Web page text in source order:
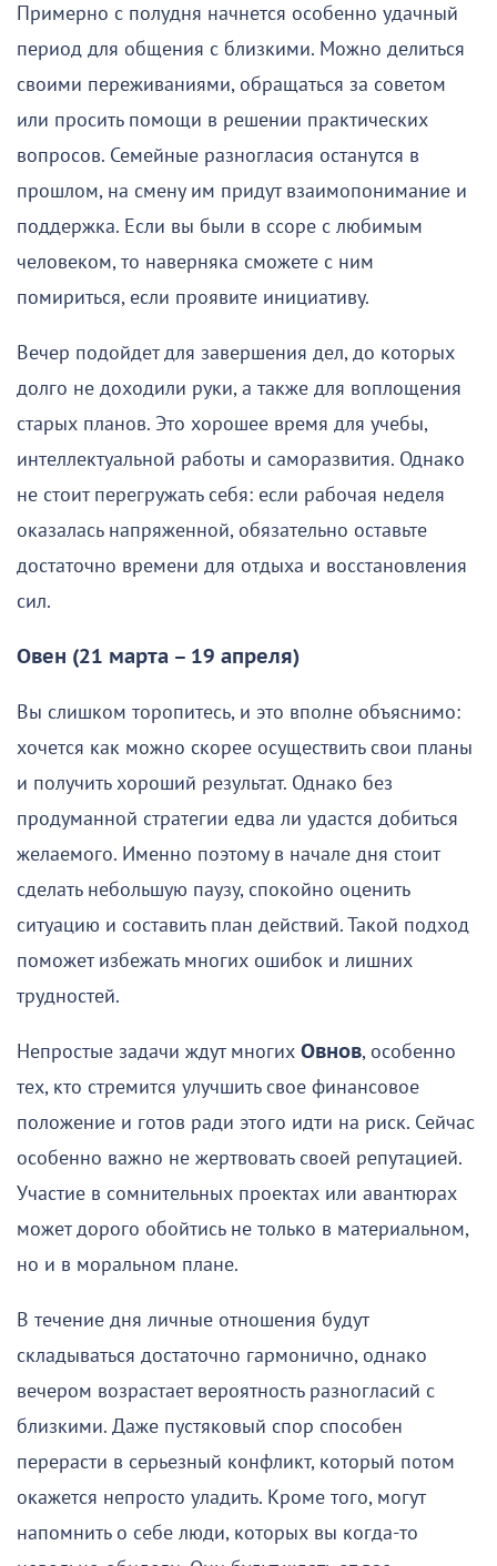
Примерно с полудня начнется особенно удачный
период для общения с близкими. Можно делиться
своими переживаниями, обращаться за советом
или просить помощи в решении практических
вопросов. Семейные разногласия останутся в
прошлом, на смену им придут взаимопонимание и
поддержка. Если вы были в ссоре с любимым
человеком, то наверняка сможете с ним
помириться, если проявите инициативу.
Вечер подойдет для завершения дел, до которых
долго не доходили руки, а также для воплощения
старых планов. Это хорошее время для учебы,
интеллектуальной работы и саморазвития. Однако
не стоит перегружать себя: если рабочая неделя
оказалась напряженной, обязательно оставьте
достаточно времени для отдыха и восстановления
сил.
Овен (21 марта – 19 апреля)
Вы слишком торопитесь, и это вполне объяснимо:
хочется как можно скорее осуществить свои планы
и получить хороший результат. Однако без
продуманной стратегии едва ли удастся добиться
желаемого. Именно поэтому в начале дня стоит
сделать небольшую паузу, спокойно оценить
ситуацию и составить план действий. Такой подход
поможет избежать многих ошибок и лишних
трудностей.
Непростые задачи ждут многих Овнов, особенно
тех, кто стремится улучшить свое финансовое
положение и готов ради этого идти на риск. Сейчас
особенно важно не жертвовать своей репутацией.
Участие в сомнительных проектах или авантюрах
может дорого обойтись не только в материальном,
но и в моральном плане.
В течение дня личные отношения будут
складываться достаточно гармонично, однако
вечером возрастает вероятность разногласий с
близкими. Даже пустяковый спор способен
перерасти в серьезный конфликт, который потом
окажется непросто уладить. Кроме того, могут
напомнить о себе люди, которых вы когда-то